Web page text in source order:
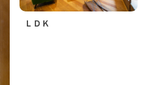
ＬＤＫ